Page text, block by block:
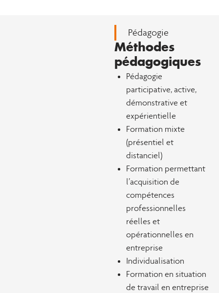
Pédagogie
Méthodes
pédagogiques
Pédagogie
participative, active,
démonstrative et
expérientielle
Formation mixte
(présentiel et
distanciel)
Formation permettant
l’acquisition de
compétences
professionnelles
réelles et
opérationnelles en
entreprise
Individualisation
Formation en situation
de travail en entreprise